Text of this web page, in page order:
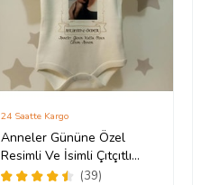
Anneler Gününe Özel
Resimli Ve İsimli Çıtçıtlı
Bebek Body B29
(39)
24 Saatte Kargo